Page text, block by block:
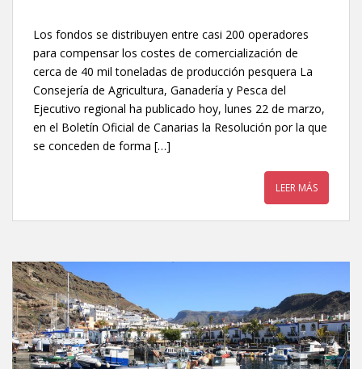
Los fondos se distribuyen entre casi 200 operadores
para compensar los costes de comercialización de
cerca de 40 mil toneladas de producción pesquera La
Consejería de Agricultura, Ganadería y Pesca del
Ejecutivo regional ha publicado hoy, lunes 22 de marzo,
en el Boletín Oficial de Canarias la Resolución por la que
se conceden de forma […]
LEER MÁS